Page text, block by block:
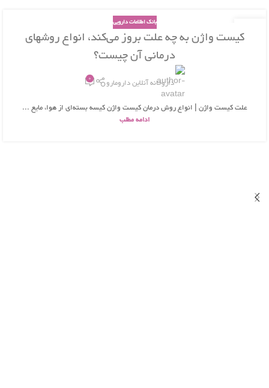
26
بانک اطلاعات دارویی
کیست واژن به چه علت بروز می‌کند، انواع روشهای
درمانی آن چیست؟
داروخانه آنلاین دارومارو 0
علت کیست واژن | انواع روش درمان کیست واژن کیسه بسته‌ای از هوا، مایع ...
ادامه مطلب